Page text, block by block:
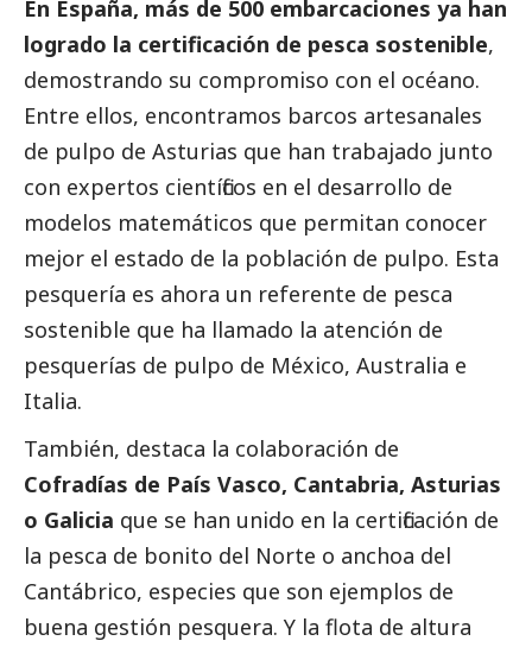
En España, más de 500 embarcaciones ya han
logrado la certificación de pesca sostenible,
demostrando su compromiso con el océano.
Entre ellos, encontramos barcos artesanales
de pulpo de Asturias que han trabajado junto
con expertos científicos en el desarrollo de
modelos matemáticos que permitan conocer
mejor el estado de la población de pulpo. Esta
pesquería es ahora un referente de pesca
sostenible que ha llamado la atención de
pesquerías de pulpo de México, Australia e
Italia.
También, destaca la colaboración de
Cofradías de País Vasco, Cantabria, Asturias
o Galicia que se han unido en la certificación de
la pesca de bonito del Norte o anchoa del
Cantábrico, especies que son ejemplos de
buena gestión pesquera. Y la flota de altura